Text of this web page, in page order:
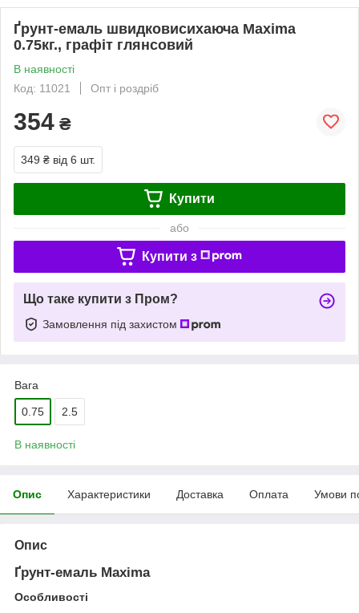
Ґрунт-емаль швидковисихаюча Maxima
0.75кг., графіт глянсовий
В наявності
Код: 11021
Опт і роздріб
354 ₴
349 ₴ від 6 шт.
Купити
або
Купити з
Що таке купити з Пром?
Замовлення під захистом
Вага
0.75 2.5
В наявності
Опис Характеристики Доставка Оплата Умови
Опис
Ґрунт-емаль Maxima
Особливості